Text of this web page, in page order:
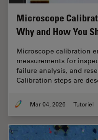
Microscope
Why and How You
Microscope calibration
measurements for
failure analysis, and
Calibration steps are
Mar 04, 2026 Tutoriel